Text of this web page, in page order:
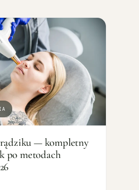
— kompletny
po metodach